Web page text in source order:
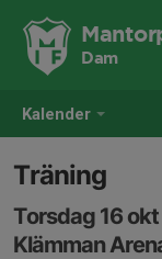
Kalender
Dam
Träning
Torsdag 16
Klämman